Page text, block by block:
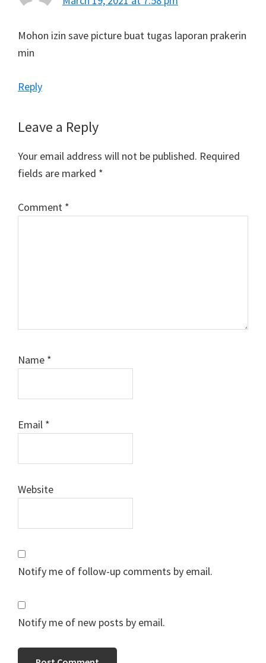
Mohon izin save picture buat tugas laporan prakerin
min
Reply
Leave a Reply
Your email address will not be published. Required
fields are marked *
Comment *
Name *
Email *
Website
Notify me of follow-up comments by email.
Notify me of new posts by email.